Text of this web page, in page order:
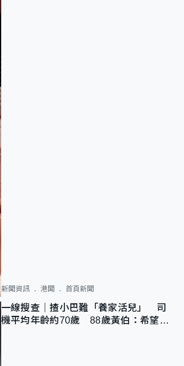
新聞資訊 港聞 首頁新聞
一線搜查｜揸小巴難「養家活兒」 司
機平均年齡約70歲 88歲黃伯：希望一